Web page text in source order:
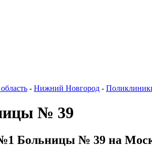
- Нижний Новгород -
№ 39
Больницы № 39 на